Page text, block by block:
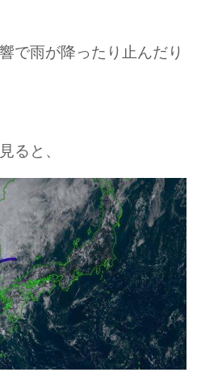
で雨が降ったり止んだり
ると、